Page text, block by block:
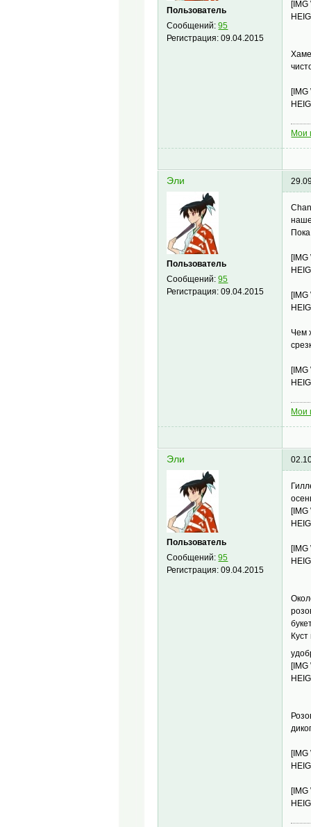
Пользователь
Сообщений:95
Регистрация:09.04.2015
[IMG
[IMG
Мои
Эли
Пользователь
Сообщений:95
Регистрация:09.04.2015
[IMG
[IMG
Чем
[IMG
Мои
Эли
Пользователь
Сообщений:95
Регистрация:09.04.2015
[IMG
[IMG
[IMG
[IMG
[IMG